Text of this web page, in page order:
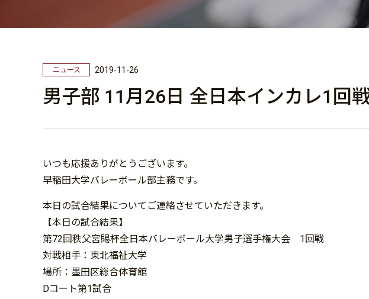
ニュース 2019-11-26
男子部 11月26日 全日本インカレ1回
いつも応援ありがとうございます。
早稲田大学バレーボール部主務です。
本日の試合結果についてご連絡させていただきます。
【本日の試合結果】
第72回秩父宮賜杯全日本バレーボール大学男子選手権大会 1回戦
対戦相手：東北福祉大学
場所：墨田区総合体育館
Dコート第1試合